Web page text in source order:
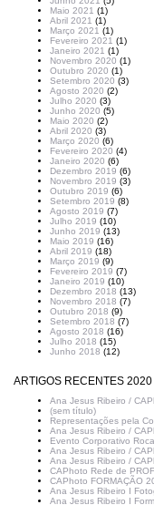
Maio 2021 (1)
Abril 2021 (1)
Março 2021 (1)
Fevereiro 2021 (1)
Janeiro 2021 (1)
Novembro 2020 (1)
Outubro 2020 (1)
Setembro 2020 (3)
Agosto 2020 (2)
Julho 2020 (3)
Junho 2020 (5)
Maio 2020 (2)
Abril 2020 (3)
Março 2020 (6)
Fevereiro 2020 (4)
Janeiro 2020 (6)
Dezembro 2019 (6)
Novembro 2019 (3)
Outubro 2019 (6)
Setembro 2019 (8)
Agosto 2019 (7)
Julho 2019 (10)
Junho 2019 (13)
Maio 2019 (16)
Abril 2019 (18)
Março 2019 (9)
Fevereiro 2019 (7)
Janeiro 2019 (10)
Dezembro 2018 (13)
Novembro 2018 (7)
Outubro 2018 (9)
Setembro 2018 (7)
Agosto 2018 (16)
Julho 2018 (15)
Junho 2018 (12)
ARTIGOS RECENTES 2020
Ana Jesus Ribeiro /
(sem título)
Representações pela
Ana Jesus Ribeiro /
Evento Corporativo
Ana Jesus Ribeiro /
Ana Jesus Ribeiro /
CAPhoto Rede de
CAPhoto FORMAÇÃO
Ana Jesus Ribeiro I
Ana Jesus Ribeiro I